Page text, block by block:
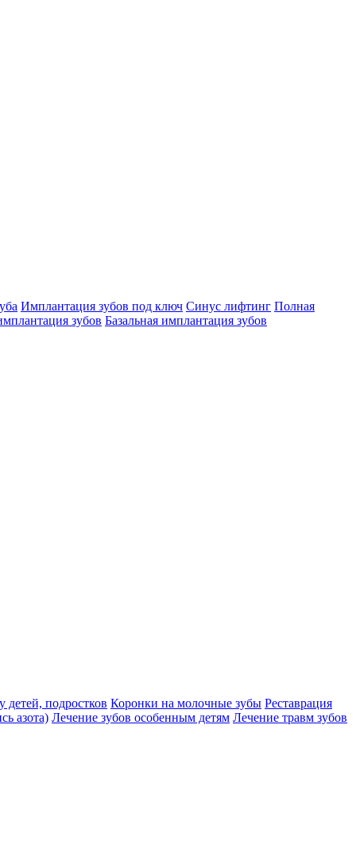
Имплантация зубов под ключ Синус лифтинг Полная
зубов Базальная имплантация зубов
детей, подростков Коронки на молочные зубы Реставрация
азота) Лечение зубов особенным детям Лечение травм зубов